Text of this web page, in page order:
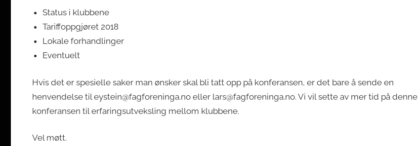
Status i klubbene
Tariffoppgjøret 2018
Lokale forhandlinger
Eventuelt
Hvis det er spesielle saker man ønsker skal bli tatt opp på konferansen, er det bare å sende en
henvendelse til eystein@fagforeninga.no eller lars@fagforeninga.no. Vi vil sette av mer tid på denne
konferansen til erfaringsutveksling mellom klubbene.
Vel møtt.